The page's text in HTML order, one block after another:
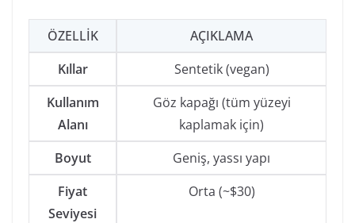
ÖZELLIK
AÇIKLAMA
Kıllar
Sentetik (vegan)
Kullanım
Alanı
Göz kapağı (tüm yüzeyi
kaplamak için)
Boyut
Geniş, yassı yapı
Fiyat
Seviyesi
Orta (~$30)